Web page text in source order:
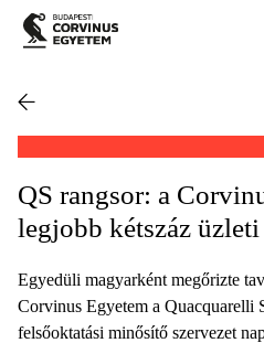
QS rangsor: a
legjobb kétszáz
Egyedüli magyarként megőrizte
Corvinus Egyetem a Quacquarelli
felsőoktatási minősítő szervezet